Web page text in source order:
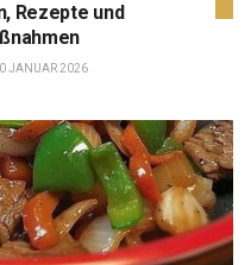
Rezepte und
JANUAR 2026